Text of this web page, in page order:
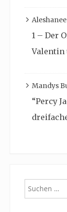
Aleshanee
1 – Der
Valentin
Mandys
“Percy
Suchen
nach: